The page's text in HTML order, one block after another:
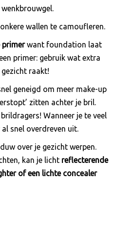
wallen te camoufleren.
primerwant foundation laat
primer: gebruik wat extra
raakt!
geneigd om meer make-up
zitten achter je bril.
Wanneer je te veel
snel overdreven uit.
over je gezicht werpen.
kan je licht reflecterende
of een lichte concealer